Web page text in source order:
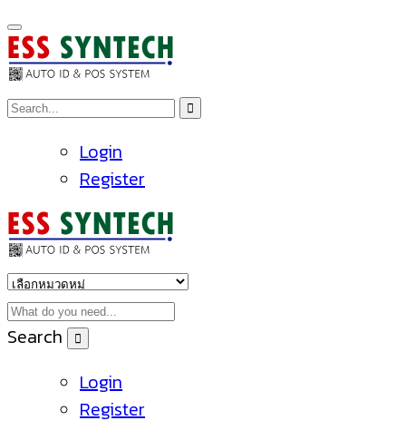
Login
Register
Search
Login
Register